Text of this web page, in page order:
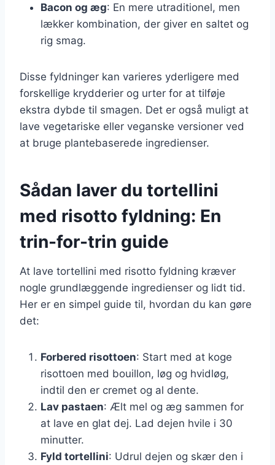
Bacon og æg: En mere utraditionel, men
lækker kombination, der giver en saltet og
rig smag.
Disse fyldninger kan varieres yderligere med
forskellige krydderier og urter for at tilføje
ekstra dybde til smagen. Det er også muligt at
lave vegetariske eller veganske versioner ved
at bruge plantebaserede ingredienser.
Sådan laver du tortellini
med risotto fyldning: En
trin-for-trin guide
At lave tortellini med risotto fyldning kræver
nogle grundlæggende ingredienser og lidt tid.
Her er en simpel guide til, hvordan du kan gøre
det:
Forbered risottoen: Start med at koge
risottoen med bouillon, løg og hvidløg,
indtil den er cremet og al dente.
Lav pastaen: Ælt mel og æg sammen for
at lave en glat dej. Lad dejen hvile i 30
minutter.
Fyld tortellini: Udrul dejen og skær den i